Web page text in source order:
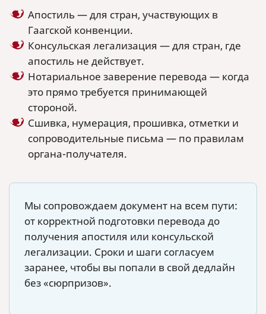
Апостиль — для стран, участвующих в
Гаагской конвенции.
Консульская легализация — для стран, где
апостиль не действует.
Нотариальное заверение перевода — когда
это прямо требуется принимающей
стороной.
Сшивка, нумерация, прошивка, отметки и
сопроводительные письма — по правилам
органа-получателя.
Мы сопровождаем документ на всем пути:
от корректной подготовки перевода до
получения апостиля или консульской
легализации. Сроки и шаги согласуем
заранее, чтобы вы попали в свой дедлайн
без «сюрпризов».